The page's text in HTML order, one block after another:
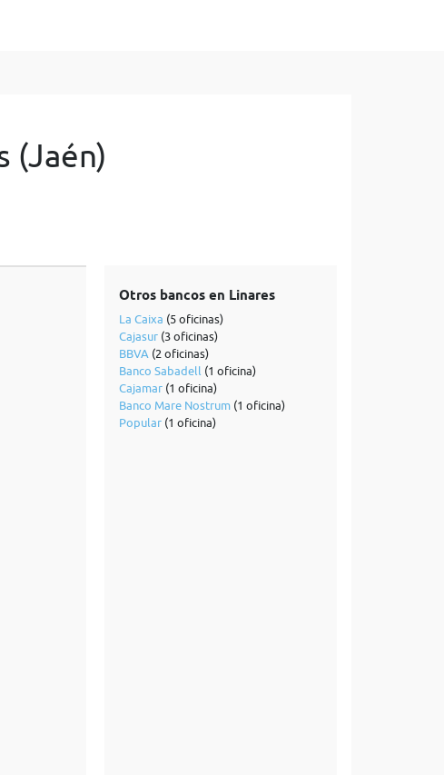
(Jaén)
Otros bancos en Linares
La Caixa (5 oficinas)
Cajasur(3 oficinas)
BBVA (2 oficinas)
Banco Sabadell (1 oficina)
Cajamar(1 oficina)
Banco Mare Nostrum(1 oficina)
Popular(1 oficina)